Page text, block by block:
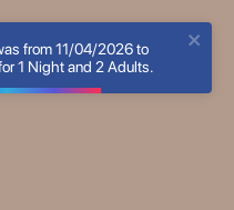
from 11/04/2026 to
1 Night and 2 Adults.